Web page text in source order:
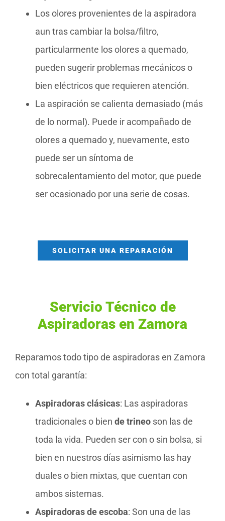
Los olores provenientes de la aspiradora
aun tras cambiar la bolsa/filtro,
particularmente los olores a quemado,
pueden sugerir problemas mecánicos o
bien eléctricos que requieren atención.
La aspiración se calienta demasiado (más
de lo normal). Puede ir acompañado de
olores a quemado y, nuevamente, esto
puede ser un síntoma de
sobrecalentamiento del motor, que puede
ser ocasionado por una serie de cosas.
SOLICITAR UNA REPARACIÓN
Servicio Técnico de
Aspiradoras en Zamora
Reparamos todo tipo de aspiradoras en Zamora
con total garantía:
Aspiradoras clásicas: Las aspiradoras
tradicionales o bien de trineo son las de
toda la vida. Pueden ser con o sin bolsa, si
bien en nuestros días asimismo las hay
duales o bien mixtas, que cuentan con
ambos sistemas.
Aspiradoras de escoba: Son una de las